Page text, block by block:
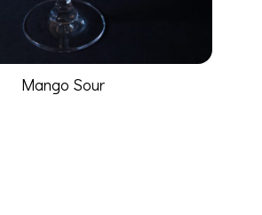
Mango Sour